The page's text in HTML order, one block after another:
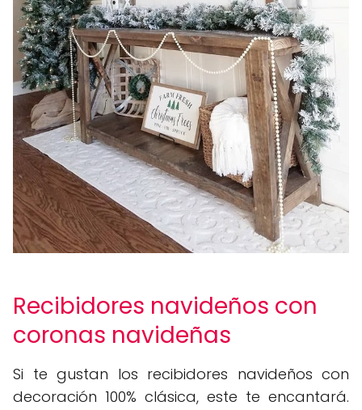
Recibidores navideños con
coronas navideñas
Si te gustan los recibidores navideños con
decoración 100% clásica, este te encantará.